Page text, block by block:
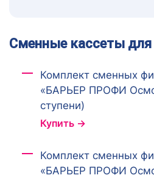
Сменные кассеты
Комплект сменных
«БАРЬЕР ПРОФИ
ступени)
Купить →
Комплект сменных
«БАРЬЕР ПРОФИ